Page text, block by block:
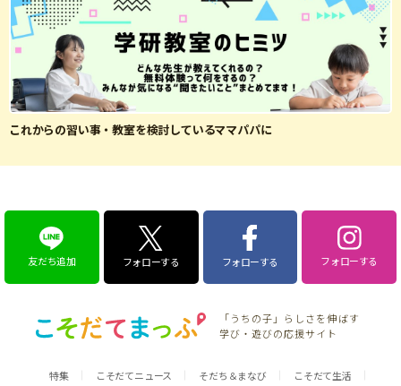
これからの習い事・教室を検討しているママパパに
友だち追加 フォローする フォローする フォローする
「うちの子」らしさを伸ばす
学び・遊びの応援サイト
特集 こそだてニュース そだち＆まなび こそだて生活